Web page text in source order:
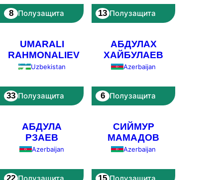
8 Полузащита 13 Полузащита
UMARALI
RAHMONALIEV
Uzbekistan
33 Полузащита
АБДУЛАХ
ХАЙБУЛАЕВ
Azerbaijan
6 Полузащита
АБДУЛА
РЗАЕВ
Azerbaijan
СИЙМУР
МАМАДОВ
Azerbaijan